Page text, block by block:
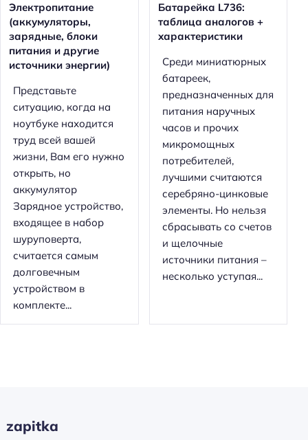
Электропитание
(аккумуляторы,
зарядные, блоки
питания и другие
источники энергии)
Представьте
ситуацию, когда на
ноутбуке находится
труд всей вашей
жизни, Вам его нужно
открыть, но
аккумулятор
Зарядное устройство,
входящее в набор
шуруповерта,
считается самым
долговечным
устройством в
комплекте...
Батарейка L736:
таблица аналогов +
характеристики
Среди миниатюрных
батареек,
предназначенных для
питания наручных
часов и прочих
микромощных
потребителей,
лучшими считаются
серебряно-цинковые
элементы. Но нельзя
сбрасывать со счетов
и щелочные
источники питания –
несколько уступая...
zapitka